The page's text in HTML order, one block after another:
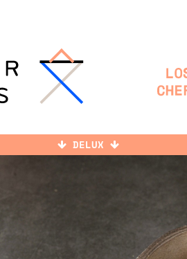
DELUX